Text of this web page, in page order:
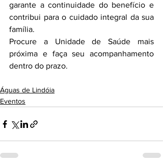
garante a continuidade do benefício e
contribui para o cuidado integral da sua
família.
Procure a Unidade de Saúde mais
próxima e faça seu acompanhamento
dentro do prazo.
Águas de Lindóia
Eventos